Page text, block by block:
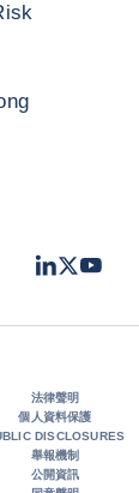
LinkedIn
TwitterYoutube
法律聲明
個人資料保護
DISCLOSURES
舉報機制
公開資訊